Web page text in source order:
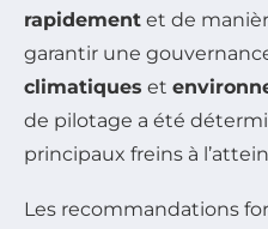
rapidement et de
garantir une
climatiques et
de pilotage a été
principaux freins à
Les recommandations